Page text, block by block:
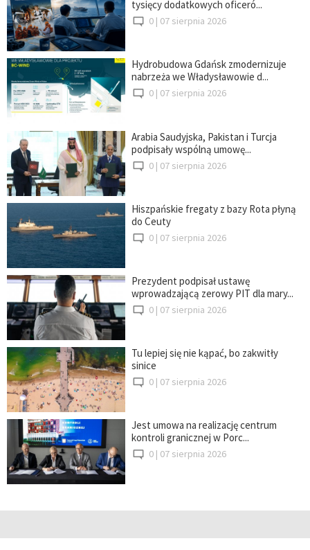
tysięcy dodatkowych oficeró...
0 | 07 sierpnia 2026
Hydrobudowa Gdańsk zmodernizuje
nabrzeża we Władysławowie d...
0 | 07 sierpnia 2026
Arabia Saudyjska, Pakistan i Turcja
podpisały wspólną umowę...
0 | 07 sierpnia 2026
Hiszpańskie fregaty z bazy Rota płyną
do Ceuty
0 | 07 sierpnia 2026
Prezydent podpisał ustawę
wprowadzającą zerowy PIT dla mary...
0 | 07 sierpnia 2026
Tu lepiej się nie kąpać, bo zakwitły
sinice
0 | 07 sierpnia 2026
Jest umowa na realizację centrum
kontroli granicznej w Porc...
0 | 07 sierpnia 2026